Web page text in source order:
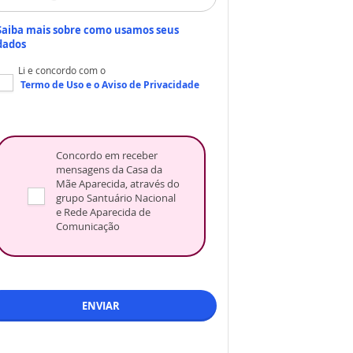
mais sobre como usamos seus
Li e concordo com o
Termo de Usoe oAviso de Privacidade
Concordo em receber
mensagens da Casa da
Mãe Aparecida, através do
grupo Santuário Nacional
e Rede Aparecida de
Comunicação
ENVIAR